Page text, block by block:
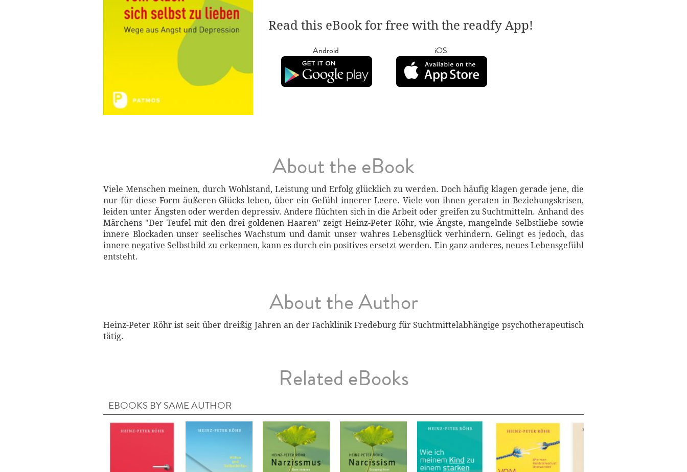
Read this eBook for free with the readfy App!
Android iOS
About the eBook
Viele Menschen meinen, durch Wohlstand, Leistung und Erfolg glücklich zu werden. Doch häufig klagen gerade jene, die
nur für diese Form äußeren Glücks leben, über ein Gefühl innerer Leere. Viele von ihnen geraten in Beziehungskrisen,
leiden unter Ängsten oder werden depressiv. Andere flüchten sich in die Arbeit oder greifen zu Suchtmitteln. Anhand des
Märchens "Der Teufel mit den drei goldenen Haaren" zeigt Heinz-Peter Röhr, wie Ängste, mangelnde Selbstliebe sowie
innere Blockaden unser seelisches Wachstum und damit unser wahres Lebensglück verhindern. Gelingt es jedoch, das
innere negative Selbstbild zu erkennen, kann es durch ein positives ersetzt werden. Ein ganz anderes, neues Lebensgefühl
entsteht.
About the Author
Heinz-Peter Röhr ist seit über dreißig Jahren an der Fachklinik Fredeburg für Suchtmittelabhängige psychotherapeutisch
tätig.
Related eBooks
EBOOKS BY SAME AUTHOR